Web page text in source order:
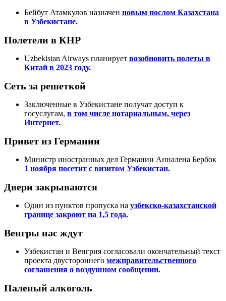
Бейбут Атамкулов назначен новым послом Казахстана
в Узбекистане.
Полетели в КНР
Uzbekistan Airways планирует возобновить полеты в
Китай в 2023 году.
Сеть за решеткой
Заключенные в Узбекистане получат доступ к
госуслугам, в том числе нотариальным, через
Интернет.
Привет из Германии
Министр иностранных дел Германии Анналена Бербок
1 ноября посетит с визитом Узбекистан.
Двери закрываются
Один из пунктов пропуска на узбекско-казахстанской
границе закроют на 1,5 года.
Венгры нас ждут
Узбекистан и Венгрия согласовали окончательный текст
проекта двустороннего межправительственного
соглашения о воздушном сообщении.
Паленый алкоголь